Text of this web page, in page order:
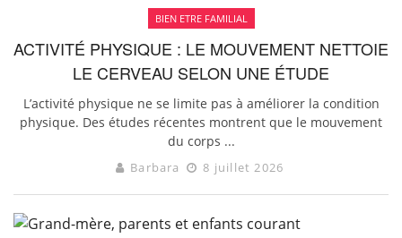
BIEN ETRE FAMILIAL
ACTIVITÉ PHYSIQUE : LE MOUVEMENT NETTOIE
LE CERVEAU SELON UNE ÉTUDE
L’activité physique ne se limite pas à améliorer la condition
physique. Des études récentes montrent que le mouvement
du corps ...
Barbara 8 juillet 2026